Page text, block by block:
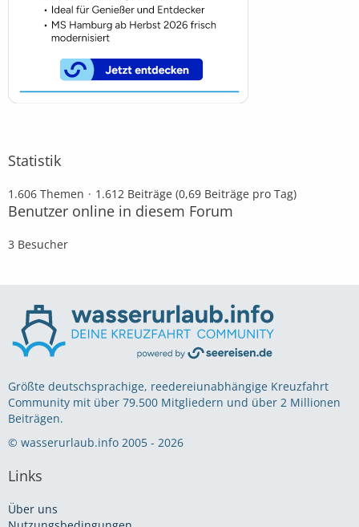
Statistik
1.606 Themen 1.612 Beiträge (0,69 Beiträge pro Tag)
Benutzer online in diesem Forum
3 Besucher
Größte deutschsprachige, reedereiunabhängige Kreuzfahrt
Community mit über 79.500 Mitgliedern und über 2 Millionen
Beiträgen.
© wasserurlaub.info 2005 - 2026
Links
Über uns